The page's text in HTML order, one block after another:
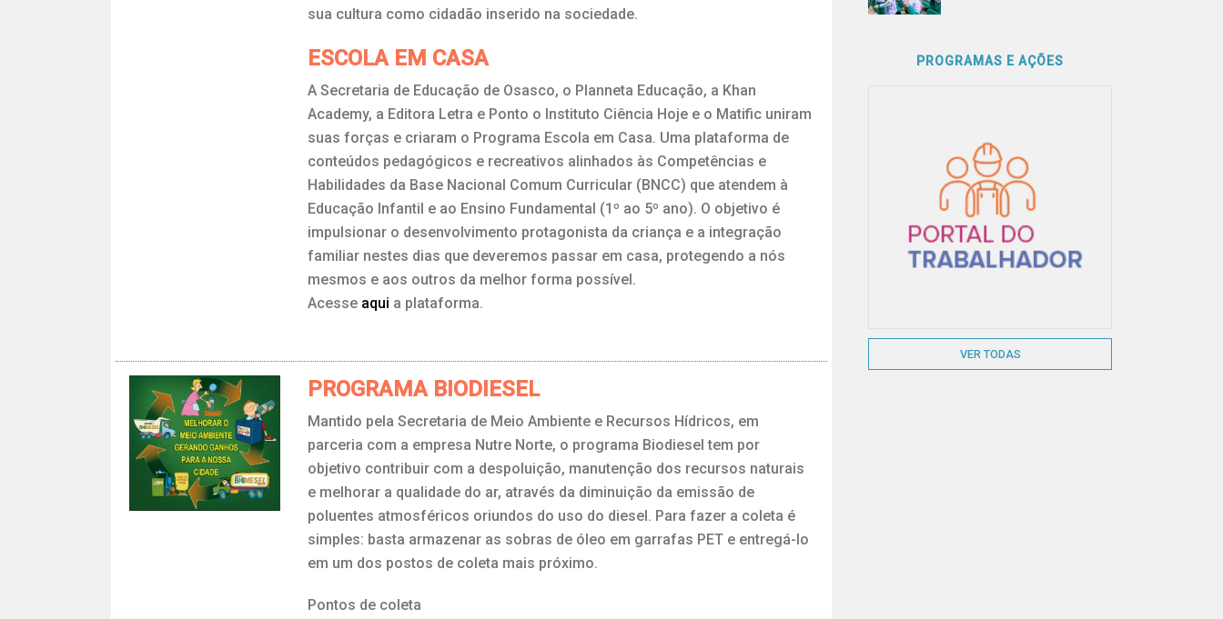
sua cultura como cidadão inserido na sociedade.
ESCOLA EM CASA
A Secretaria de Educação de Osasco, o Planneta Educação, a Khan
Academy, a Editora Letra e Ponto o Instituto Ciência Hoje e o Matific uniram
suas forças e criaram o Programa Escola em Casa. Uma plataforma de
conteúdos pedagógicos e recreativos alinhados às Competências e
Habilidades da Base Nacional Comum Curricular (BNCC) que atendem à
Educação Infantil e ao Ensino Fundamental (1º ao 5º ano). O objetivo é
impulsionar o desenvolvimento protagonista da criança e a integração
familiar nestes dias que deveremos passar em casa, protegendo a nós
mesmos e aos outros da melhor forma possível.
Acesse aqui a plataforma.
PROGRAMA BIODIESEL
Mantido pela Secretaria de Meio Ambiente e Recursos Hídricos, em
parceria com a empresa Nutre Norte, o programa Biodiesel tem por
objetivo contribuir com a despoluição, manutenção dos recursos naturais
e melhorar a qualidade do ar, através da diminuição da emissão de
poluentes atmosféricos oriundos do uso do diesel. Para fazer a coleta é
simples: basta armazenar as sobras de óleo em garrafas PET e entregá-lo
em um dos postos de coleta mais próximo.
Pontos de coleta
PROGRAMAS E AÇÕES
VER TODAS